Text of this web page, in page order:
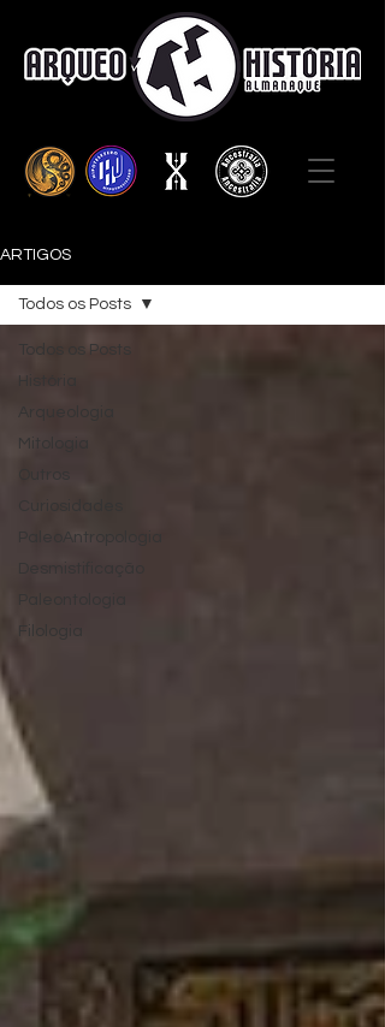
ARTIGOS
Todos os Posts
História
Arqueologia
Mitologia
Outros
PaleoAntropologia
Filologia
Todos os Posts